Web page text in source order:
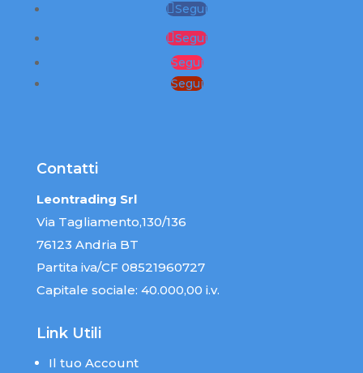
Segui
Segui
Segui
Segui
Contatti
Leontrading Srl
Via Tagliamento,130/136
76123 Andria BT
Partita iva/CF 08521960727
Capitale sociale: 40.000,00 i.v.
Link Utili
Il tuo Account